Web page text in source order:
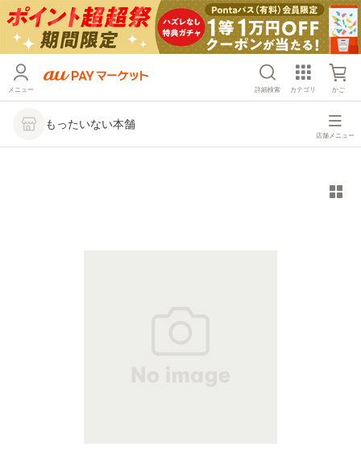
メニュー 詳細検索 カテゴリ かご
もったいない本舗
店舗メニュー